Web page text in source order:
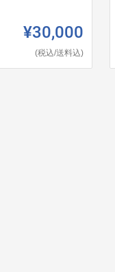
¥30,000
(税込/送料込)